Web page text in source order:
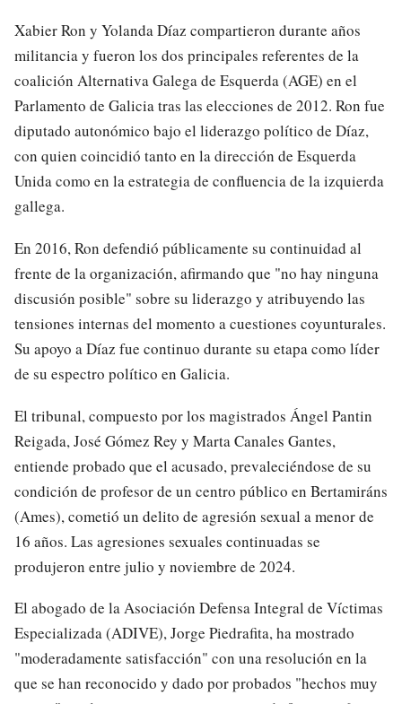
Xabier Ron y Yolanda Díaz compartieron durante años
militancia y fueron los dos principales referentes de la
coalición Alternativa Galega de Esquerda (AGE) en el
Parlamento de Galicia tras las elecciones de 2012. Ron fue
diputado autonómico bajo el liderazgo político de Díaz,
con quien coincidió tanto en la dirección de Esquerda
Unida como en la estrategia de confluencia de la izquierda
gallega.
En 2016, Ron defendió públicamente su continuidad al
frente de la organización, afirmando que "no hay ninguna
discusión posible" sobre su liderazgo y atribuyendo las
tensiones internas del momento a cuestiones coyunturales.
Su apoyo a Díaz fue continuo durante su etapa como líder
de su espectro político en Galicia.
El tribunal, compuesto por los magistrados Ángel Pantin
Reigada, José Gómez Rey y Marta Canales Gantes,
entiende probado que el acusado, prevaleciéndose de su
condición de profesor de un centro público en Bertamiráns
(Ames), cometió un delito de agresión sexual a menor de
16 años. Las agresiones sexuales continuadas se
produjeron entre julio y noviembre de 2024.
El abogado de la Asociación Defensa Integral de Víctimas
Especializada (ADIVE), Jorge Piedrafita, ha mostrado
"moderadamente satisfacción" con una resolución en la
que se han reconocido y dado por probados "hechos muy